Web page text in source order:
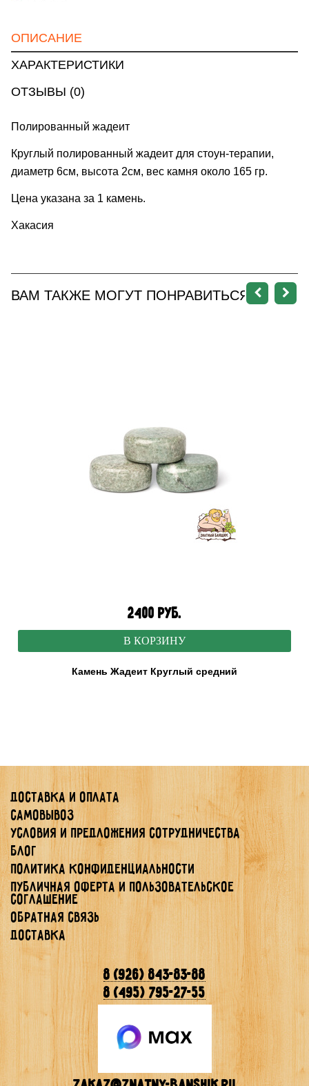
ОПИСАНИЕ
ХАРАКТЕРИСТИКИ
ОТЗЫВЫ (0)
Полированный жадеит
Круглый полированный жадеит для стоун-терапии,
диаметр 6см, высота 2см, вес камня около 165 гр.
Цена указана за 1 камень.
Хакасия
ВАМ ТАКЖЕ МОГУТ ПОНРАВИТЬСЯ
2400 руб.
В КОРЗИНУ
Камень Жадеит Круглый средний
Доставка и оплата
Самовывоз
Условия и предложения сотрудничества
Блог
Политика конфиденциальности
Публичная Оферта и Пользовательское
Соглашение
Обратная связь
Доставка
8 (926) 843-83-88
8 (495) 795-27-55